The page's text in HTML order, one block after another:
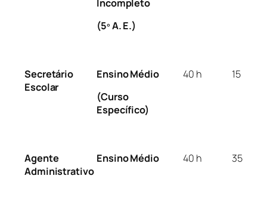
Incompleto
(5º A. E.)
Secretário
Escolar
Ensino Médio
(Curso
Específico)
40 h 15
Agente
Administrativo
Ensino Médio 40 h 35